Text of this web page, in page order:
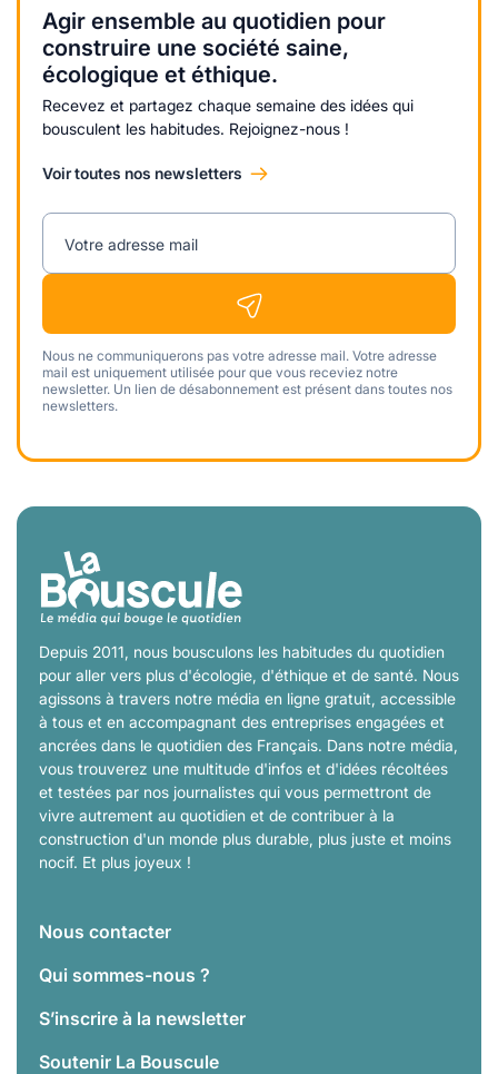
Agir ensemble au quotidien pour
construire une société saine,
écologique et éthique.
Recevez et partagez chaque semaine des idées qui
bousculent les habitudes. Rejoignez-nous !
Voir toutes nos newsletters
Votre adresse mail
Nous ne communiquerons pas votre adresse mail. Votre adresse
mail est uniquement utilisée pour que vous receviez notre
newsletter. Un lien de désabonnement est présent dans toutes nos
newsletters.
Depuis 2011, nous bousculons les habitudes du quotidien
pour aller vers plus d'écologie, d'éthique et de santé. Nous
agissons à travers notre média en ligne gratuit, accessible
à tous et en accompagnant des entreprises engagées et
ancrées dans le quotidien des Français. Dans notre média,
vous trouverez une multitude d'infos et d'idées récoltées
et testées par nos journalistes qui vous permettront de
vivre autrement au quotidien et de contribuer à la
construction d'un monde plus durable, plus juste et moins
nocif. Et plus joyeux !
Nous contacter
Qui sommes-nous ?
S’inscrire à la newsletter
Soutenir La Bouscule